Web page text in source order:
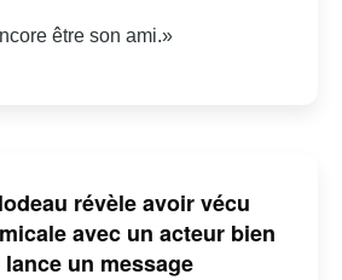
être son ami.»
révèle avoir vécu
avec un acteur bien
un message